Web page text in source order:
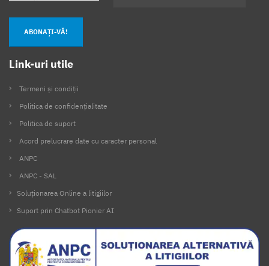
ABONAȚI-VĂ!
Link-uri utile
Termeni și condiții
Politica de confidențialitate
Politica de suport
Acord prelucrare date cu caracter personal
ANPC
ANPC - SAL
Soluționarea Online a litigiilor
Suport prin Chatbot Pionier AI